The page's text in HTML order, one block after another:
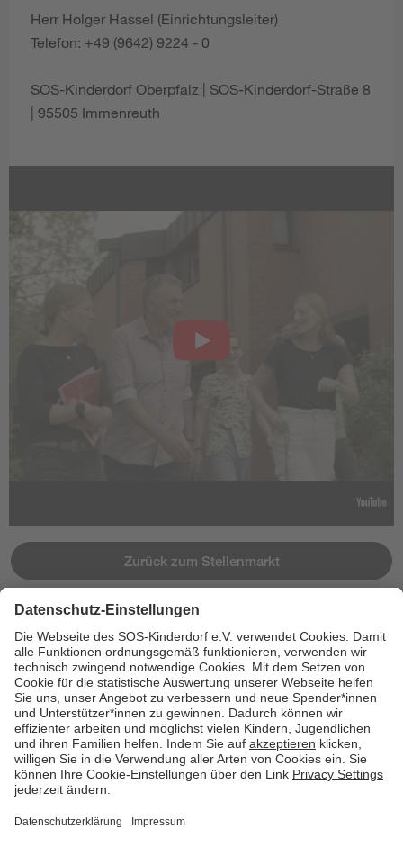
Herr Holger Hassel (Einrichtungsleiter)
Telefon: +49 (9642) 9224 - 0
SOS-Kinderdorf Oberpfalz | SOS-Kinderdorf-Straße 8
| 95505 Immenreuth
Zurück zum Stellenmarkt
Jetzt bewerben